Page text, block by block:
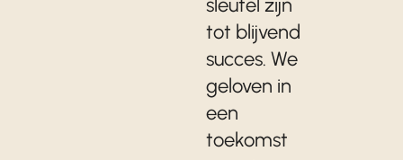
tot blijvend
succes. We
geloven in
een
toekomst